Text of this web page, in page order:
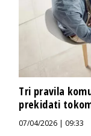
Tri pravila
prekidati
07/04/2026 | 09:33